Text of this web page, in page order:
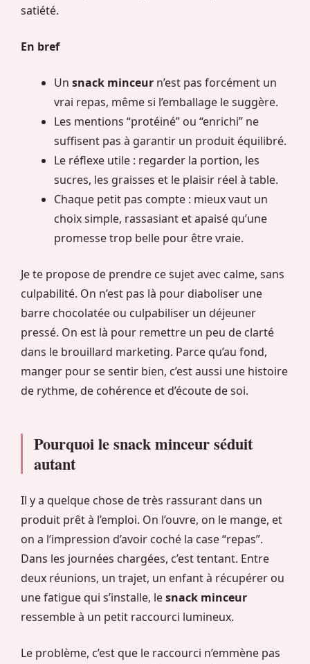
satiété.
En bref
Un snack minceur n’est pas forcément un
vrai repas, même si l’emballage le suggère.
Les mentions “protéiné” ou “enrichi” ne
suffisent pas à garantir un produit équilibré.
Le réflexe utile : regarder la portion, les
sucres, les graisses et le plaisir réel à table.
Chaque petit pas compte : mieux vaut un
choix simple, rassasiant et apaisé qu’une
promesse trop belle pour être vraie.
Je te propose de prendre ce sujet avec calme, sans
culpabilité. On n’est pas là pour diaboliser une
barre chocolatée ou culpabiliser un déjeuner
pressé. On est là pour remettre un peu de clarté
dans le brouillard marketing. Parce qu’au fond,
manger pour se sentir bien, c’est aussi une histoire
de rythme, de cohérence et d’écoute de soi.
Pourquoi le snack minceur séduit
autant
Il y a quelque chose de très rassurant dans un
produit prêt à l’emploi. On l’ouvre, on le mange, et
on a l’impression d’avoir coché la case “repas”.
Dans les journées chargées, c’est tentant. Entre
deux réunions, un trajet, un enfant à récupérer ou
une fatigue qui s’installe, lesnack minceur
ressemble à un petit raccourci lumineux.
Le problème, c’est que le raccourci n’emmène pas